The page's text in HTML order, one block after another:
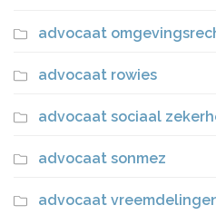
advocaat
advocaat rowies
advocaat sociaal
advocaat sonmez
advocaat